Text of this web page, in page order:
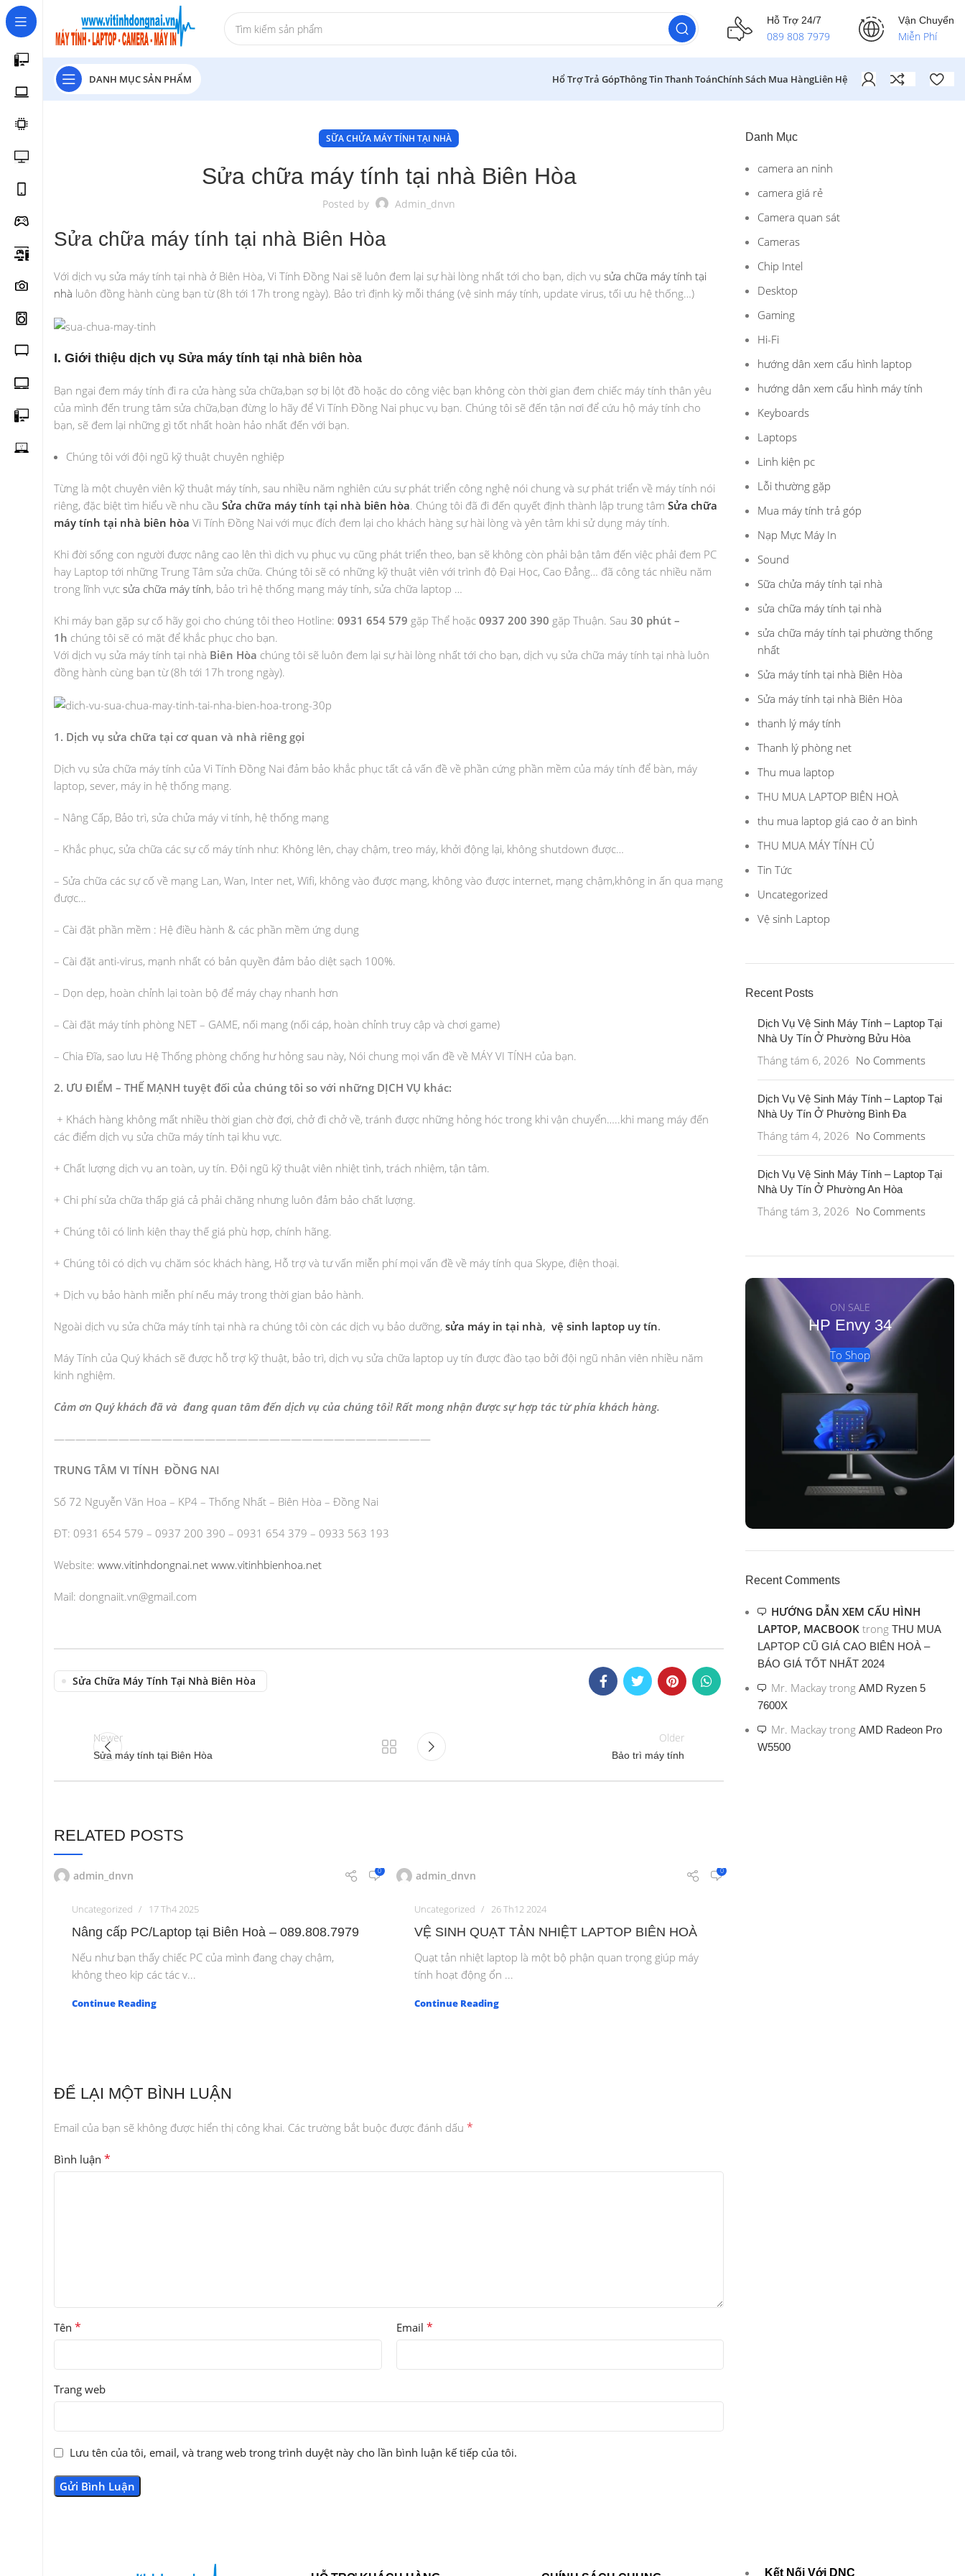
Hỗ Trợ 24/7
089 808 7979
Vận Chuyển
Miễn Phí
DANH MỤC SẢN PHẨM Hổ Trợ Trả GópThông Tin Thanh ToánChính Sách Mua HàngLiên Hệ
SỮA CHỬA MÁY TÍNH TẠI NHÀ
Sửa chữa máy tính tại nhà Biên Hòa
Posted by Admin_dnvn
Sửa chữa máy tính tại nhà Biên Hòa
Với dịch vụ sửa máy tính tại nhà ở Biên Hòa, Vi Tính Đồng Nai sẽ luôn đem lại sự hài lòng nhất tới cho bạn, dịch vụ sửa chữa máy tính tại
nhà luôn đồng hành cùng bạn từ (8h tới 17h trong ngày). Bảo trì định kỳ mỗi tháng (vệ sinh máy tính, update virus, tối ưu hệ thống…)
I. Giới thiệu dịch vụ Sửa máy tính tại nhà biên hòa
Bạn ngại đem máy tính đi ra cửa hàng sửa chữa,bạn sợ bị lột đồ hoặc do công việc bạn không còn thời gian đem chiếc máy tính thân yêu
của mình đến trung tâm sửa chữa,bạn đừng lo hãy để Vi Tính Đồng Nai phục vụ bạn. Chúng tôi sẽ đến tận nơi để cứu hộ máy tính cho
bạn, sẽ đem lại những gì tốt nhất hoàn hảo nhất đến với bạn.
Chúng tôi với đội ngũ kỹ thuật chuyên nghiệp
Từng là một chuyên viên kỹ thuật máy tính, sau nhiều năm nghiên cứu sự phát triển công nghệ nói chung và sự phát triển về máy tính nói
riêng, đặc biệt tìm hiểu về nhu cầu Sửa chữa máy tính tại nhà biên hòa. Chúng tôi đã đi đến quyết định thành lập trung tâm Sửa chữa
máy tính tại nhà biên hòa Vi Tính Đồng Nai với mục đích đem lại cho khách hàng sự hài lòng và yên tâm khi sử dụng máy tính.
Khi đời sống con người được nâng cao lên thì dịch vụ phục vụ cũng phát triển theo, bạn sẽ không còn phải bận tâm đến việc phải đem PC
hay Laptop tới những Trung Tâm sửa chữa. Chúng tôi sẽ có những kỹ thuật viên với trình độ Đại Học, Cao Đẳng… đã công tác nhiều năm
trong lĩnh vực sửa chữa máy tính, bảo trì hệ thống mạng máy tính, sửa chữa laptop …
Khi máy bạn gặp sự cố hãy gọi cho chúng tôi theo Hotline: 0931 654 579 gặp Thể hoặc 0937 200 390 gặp Thuận. Sau 30 phút –
1h chúng tôi sẽ có mặt để khắc phục cho bạn.
Với dịch vụ sửa máy tính tại nhà Biên Hòa chúng tôi sẽ luôn đem lại sự hài lòng nhất tới cho bạn, dịch vụ sửa chữa máy tính tại nhà luôn
đồng hành cùng bạn từ (8h tới 17h trong ngày).
1. Dịch vụ sửa chữa tại cơ quan và nhà riêng gọi
Dịch vụ sửa chữa máy tính của Vi Tính Đồng Nai đảm bảo khắc phục tất cả vấn đề về phần cứng phần mềm của máy tính để bàn, máy
laptop, sever, máy in hệ thống mạng.
– Nâng Cấp, Bảo trì, sửa chửa máy vi tính, hệ thống mạng
– Khắc phục, sửa chữa các sự cố máy tính như: Không lên, chạy chậm, treo máy, khởi động lại, không shutdown được…
– Sửa chữa các sự cố về mạng Lan, Wan, Inter net, Wifi, không vào được mạng, không vào được internet, mạng chậm,không in ấn qua mạng
được…
– Cài đặt phần mềm : Hệ điều hành & các phần mềm ứng dụng
– Cài đặt anti-virus, mạnh nhất có bản quyền đảm bảo diệt sạch 100%.
– Dọn dẹp, hoàn chỉnh lại toàn bộ để máy chạy nhanh hơn
– Cài đặt máy tính phòng NET – GAME, nối mạng (nối cáp, hoàn chỉnh truy cập và chơi game)
– Chia Đĩa, sao lưu Hệ Thống phòng chống hư hỏng sau này, Nói chung mọi vấn đề về MÁY VI TÍNH của bạn.
2. ƯU ĐIỂM – THẾ MẠNH tuyệt đối của chúng tôi so với những DỊCH VỤ khác:
+ Khách hàng không mất nhiều thời gian chờ đợi, chở đi chở về, tránh được những hỏng hóc trong khi vận chuyển…..khi mang máy đến
các điểm dịch vụ sửa chữa máy tính tại khu vực.
+ Chất lượng dịch vụ an toàn, uy tín. Đội ngũ kỹ thuật viên nhiệt tình, trách nhiệm, tận tâm.
+ Chi phí sửa chữa thấp giá cả phải chăng nhưng luôn đảm bảo chất lượng.
+ Chúng tôi có linh kiện thay thế giá phù hợp, chính hãng.
+ Chúng tôi có dịch vụ chăm sóc khách hàng, Hỗ trợ và tư vấn miễn phí mọi vấn đề về máy tính qua Skype, điện thoại.
+ Dịch vụ bảo hành miễn phí nếu máy trong thời gian bảo hành.
Ngoài dịch vụ sửa chữa máy tính tại nhà ra chúng tôi còn các dịch vụ bảo dưỡng, sửa máy in tại nhà, vệ sinh laptop uy tín.
Máy Tính của Quý khách sẽ được hỗ trợ kỹ thuật, bảo trì, dịch vụ sửa chữa laptop uy tín được đào tạo bởi đội ngũ nhân viên nhiều năm
kinh nghiệm.
Cảm ơn Quý khách đã và đang quan tâm đến dịch vụ của chúng tôi! Rất mong nhận được sự hợp tác từ phía khách hàng.
———————————————————————————————————
TRUNG TÂM VI TÍNH ĐỒNG NAI
Số 72 Nguyễn Văn Hoa – KP4 – Thống Nhất – Biên Hòa – Đồng Nai
ĐT: 0931 654 579 – 0937 200 390 – 0931 654 379 – 0933 563 193
Website: www.vitinhdongnai.net www.vitinhbienhoa.net
Mail: dongnaiit.vn@gmail.com
Sửa Chữa Máy Tính Tại Nhà Biên Hòa
Newer
Sửa máy tính tại Biên Hòa
Older
Bảo trì máy tính
RELATED POSTS
admin_dnvn 0
Uncategorized 17 Th4 2025
Nâng cấp PC/Laptop tại Biên Hoà – 089.808.7979
Nếu như bạn thấy chiếc PC của mình đang chạy chậm,
không theo kịp các tác v...
Continue Reading
admin_dnvn 0
Uncategorized 26 Th12 2024
VỆ SINH QUẠT TẢN NHIỆT LAPTOP BIÊN HOÀ
Quạt tản nhiệt laptop là một bộ phận quan trọng giúp máy
tính hoạt động ổn ...
Continue Reading
ĐỂ LẠI MỘT BÌNH LUẬN
Email của bạn sẽ không được hiển thị công khai. Các trường bắt buộc được đánh dấu *
Bình luận *
Tên * Email *
Trang web
Lưu tên của tôi, email, và trang web trong trình duyệt này cho lần bình luận kế tiếp của tôi.
Danh Mục
camera an ninh
camera giá rẻ
Camera quan sát
Cameras
Chip Intel
Desktop
Gaming
Hi-Fi
hướng dân xem cấu hình laptop
hướng dân xem cấu hình máy tính
Keyboards
Laptops
Linh kiện pc
Lỗi thường gặp
Mua máy tính trả góp
Nạp Mực Máy In
Sound
Sữa chửa máy tính tại nhà
sửa chữa máy tính tại nhà
sửa chữa máy tính tại phường thống
nhất
Sửa máy tính tại nhà Biên Hòa
Sửa máy tính tại nhà Biên Hòa
thanh lý máy tính
Thanh lý phòng net
Thu mua laptop
THU MUA LAPTOP BIÊN HOÀ
thu mua laptop giá cao ở an bình
THU MUA MÁY TÍNH CỦ
Tin Tức
Uncategorized
Vệ sinh Laptop
Recent Posts
Dịch Vụ Vệ Sinh Máy Tính – Laptop Tại
Nhà Uy Tín Ở Phường Bửu Hòa
Tháng tám 6, 2026 No Comments
Dịch Vụ Vệ Sinh Máy Tính – Laptop Tại
Nhà Uy Tín Ở Phường Bình Đa
Tháng tám 4, 2026 No Comments
Dịch Vụ Vệ Sinh Máy Tính – Laptop Tại
Nhà Uy Tín Ở Phường An Hòa
Tháng tám 3, 2026 No Comments
ON SALE
HP Envy 34
To Shop
Recent Comments
HƯỚNG DẪN XEM CẤU HÌNH
LAPTOP, MACBOOK trong THU MUA
LAPTOP CŨ GIÁ CAO BIÊN HOÀ –
BÁO GIÁ TỐT NHẤT 2024
Mr. Mackay trong AMD Ryzen 5
7600X
Mr. Mackay trong AMD Radeon Pro
W5500
Kết Nối Với DNC